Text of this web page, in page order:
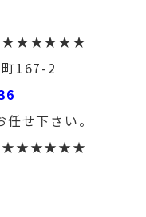
167-2
せ下さい。